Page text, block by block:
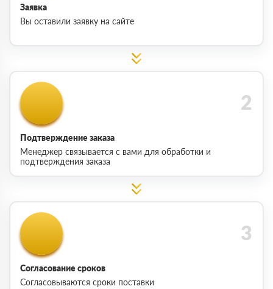
Заявка
Вы оставили заявку на сайте
Подтверждение заказа
Менеджер связывается с вами для обработки и
подтверждения заказа
Согласование сроков
Согласовываются сроки поставки